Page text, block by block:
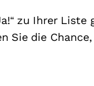
zu Ihrer Liste
Sie die